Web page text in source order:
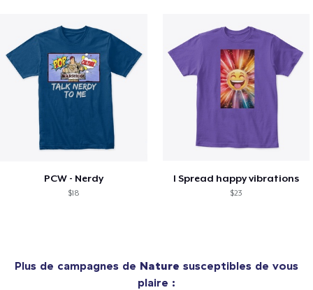
PCW - Nerdy
$18
I Spread happy vibrations
$23
Plus de campagnes de Nature susceptibles de vous
plaire :